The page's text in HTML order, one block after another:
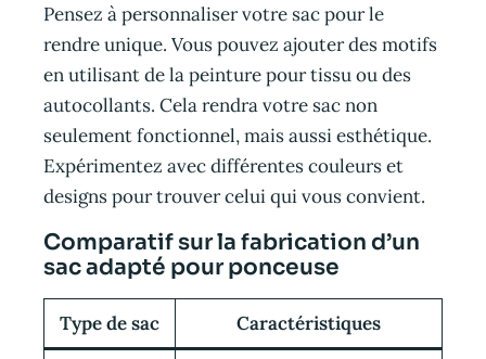
Pensez à personnaliser votre sac pour le
rendre unique. Vous pouvez ajouter des motifs
en utilisant de la peinture pour tissu ou des
autocollants. Cela rendra votre sac non
seulement fonctionnel, mais aussi esthétique.
Expérimentez avec différentes couleurs et
designs pour trouver celui qui vous convient.
Comparatif sur la fabrication d’un
sac adapté pour ponceuse
Type de sac Caractéristiques